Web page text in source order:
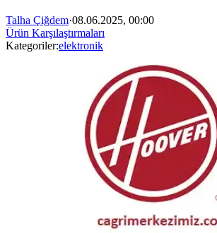
Talha Çiğdem·08.06.2025, 00:00
Ürün Karşılaştırmaları
Kategoriler:elektronik